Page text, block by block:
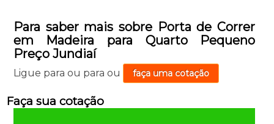
Para saber mais sobre Porta de Correr
em Madeira para Quarto Pequeno
Preço Jundiaí
Ligue para ou para ou faça uma cotação
Faça sua cotação